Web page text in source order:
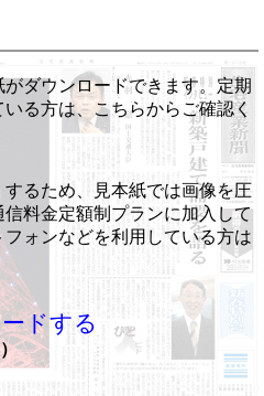
ダウンロードできます。定期
る方は、こちらからご確認く
るため、見本紙では画像を圧
料金定額制プランに加入して
ォンなどを利用している方は
ドする